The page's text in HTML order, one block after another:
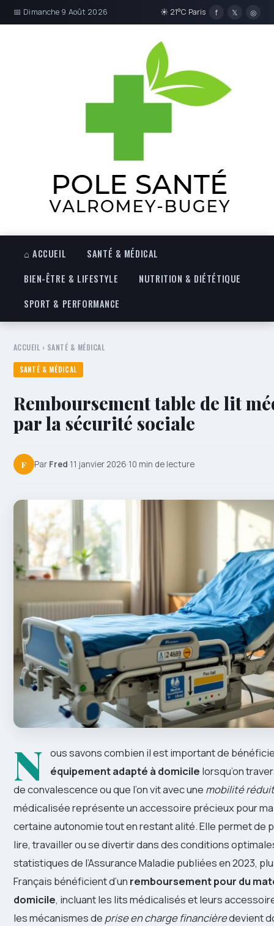
📅 Dimanche 9 Août 2026 ☀ 21°C Paris f 𝕏 ◎
⌂ ACCUEIL
SANTÉ & MÉDICAL
BIEN-ÊTRE & LIFESTYLE
NUTRITION & DIÉTÉTIQUE
SPORT & PERFORMANCE
ACCUEIL › SANTÉ & MÉDICAL
SANTÉ & MÉDICAL
Remboursement table de lit
par la sécurité sociale
F Par Fred·11 janvier 2026·10 min de lecture
N ous savons combien il est important de
équipement adapté à domicile lorsqu’on
de convalescence ou que l’on vit avec une mobilité
médicalisée représente un accessoire précieux pour
certaine autonomie tout en restant alité. Elle permet de
lire, travailler ou se divertir dans des conditions
statistiques de l’Assurance Maladie publiées en 2023,
Français bénéficient d’un remboursement pour du
domicile, incluant les lits médicalisés et leurs
les mécanismes de prise en charge financièredevient